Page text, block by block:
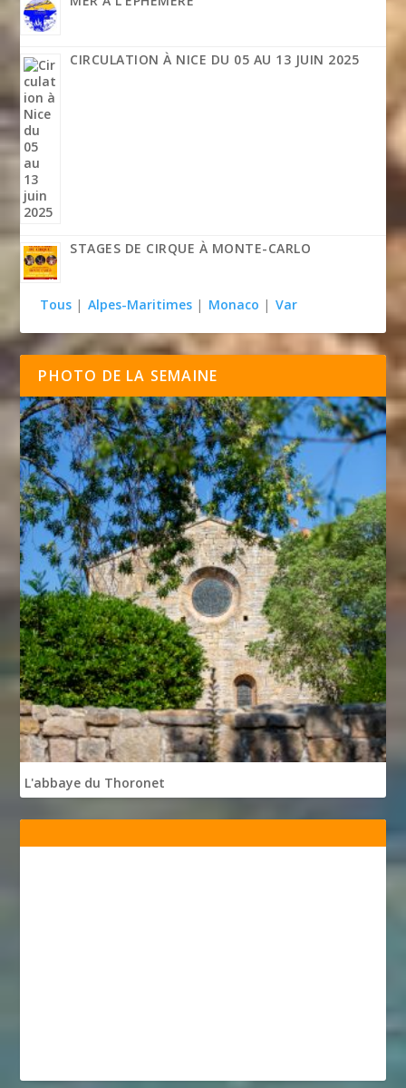
CIRCULATION À NICE DU 05 AU 13 JUIN 2025
STAGES DE CIRQUE À MONTE-CARLO
Tous | Alpes-Maritimes | Monaco | Var
PHOTO DE LA SEMAINE
L'abbaye du Thoronet